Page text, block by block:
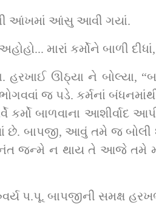
આંખમાં આંસુ આવી ગયાં.
મારાં કર્મોને બાળી દીધાં,
ઊઠ્યા ને બોલ્યા,
ભોગવવાં જ પડે. કર્મનાં
કર્મો બાળવાના
છે. બાપજી, આવું તમે જ
જન્મે ન થાય તે આજે
પ.પૂ. બાપજીની સમક્ષ